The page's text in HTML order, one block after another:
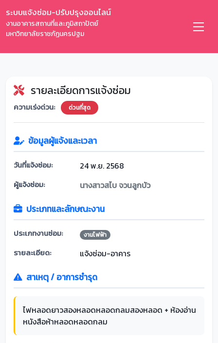
ระบบแจ้งซ่อม-ปรับปรุงออนไลน์
งานอาคารสถานที่และภูมิสถาปัตย์
มหาวิทยาลัยราชภัฏนครปฐม
รายละเอียดการแจ้งซ่อม
ความเร่งด่วน: ด่วนที่สุด
ข้อมูลผู้แจ้งและเวลา
วันที่แจ้งซ่อม: 24 พ.ย. 2568
ผู้แจ้งซ่อม: นางสาวสไบ จวนลูกบัว
ประเภทและลักษณะงาน
ประเภทงานซ่อม: งานไฟฟ้า
รายละเอียด: แจ้งซ่อม-อาคาร
สาเหตุ / อาการชำรุด
ไฟหลอดยาวสองหลอดหลอดกลมสองหลอด + ห้องอ่าน
หนังสือห้าหลอดหลอดกลม